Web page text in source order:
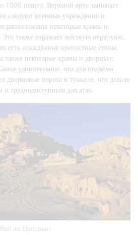
1000 пещер. Верхний ярус занимает
следуют военные учреждения и
расположены некоторые храмы и,
также отражает жёсткую иерархию.
есть осаждённые крепостные стены,
также некоторые храмы и дворцы с
удивительное, что для подъёма
дворцовые ворота в туннеле, что делало
труднодоступным для атак.
Вид на Цапаранг